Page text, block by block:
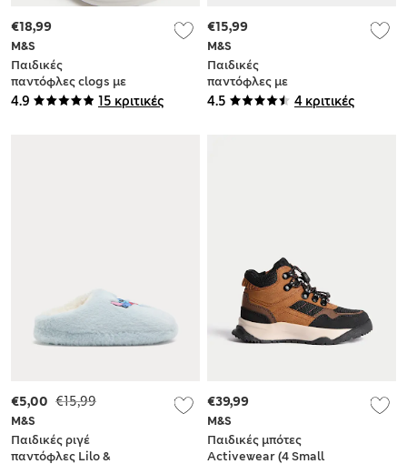
4.9 15 κριτικές
M&S
Παιδικές
παντόφλες clogs με
μοτίβα (4 Small - 2
€18,99
4.5 4 κριτικές
M&S
Παιδικές
παντόφλες με
σχέδιο λαγουδάκι (4
€15,99
M&S
Παιδικές ριγέ
παντόφλες Lilo &
€15,99
€5,00
M&S
Παιδικές μπότες
Activewear (4 Small
€39,99